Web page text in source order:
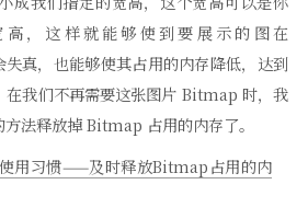
高，这样就能够使到要展示的图在
真，也能够使其占用的内存降低，达到
在我们不再需要这张图片 Bitmap 时，我
法释放掉 Bitmap 占用的内存了。
用习惯——及时释放Bitmap占用的内